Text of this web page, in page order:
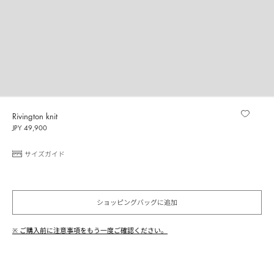
Rivington knit
JPY 49,900
サイズガイド
ショッピングバッグに追加
※ ご購入前に注意事項をもう一度ご確認ください。